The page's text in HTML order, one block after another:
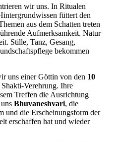
wir uns. In Ritualen
füttert den
aus dem Schatten treten
Aufmerksamkeit. Natur
Stille, Tanz, Gesang,
bekommen
uns einer Göttin von den 10
Verehrung. Ihre
Treffen die Ausrichtung
Bhuvaneshvari, die
und die Erscheinungsform der
erschaffen hat und wieder